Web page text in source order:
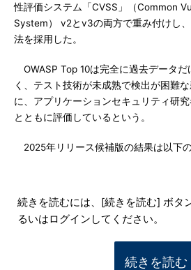
性評価システム「CVSS」（Common
System） v2とv3の両方で重み付けし
法を採用した。
OWASP Top 10は完全に過去データだ
く、テスト技術が未成熟で検出が困難
に、アプリケーションセキュリティ研
とともに評価しているという。
2025年リリース候補版の結果は以下の
続きを読むには、[続きを読む] ボタ
るいはログインしてください。
続きを読む